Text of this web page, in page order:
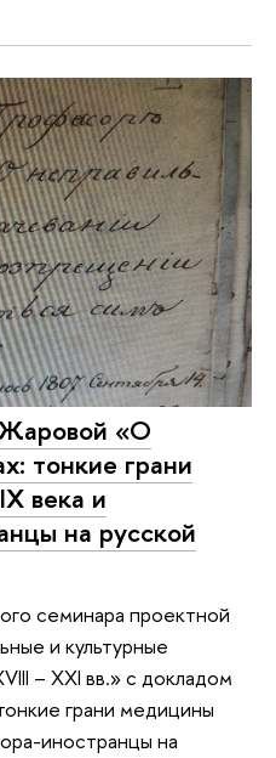
«О
тонкие грани
века и
на русской
семинара проектной
и культурные
– XXI вв.» с докладом
грани медицины
иностранцы на